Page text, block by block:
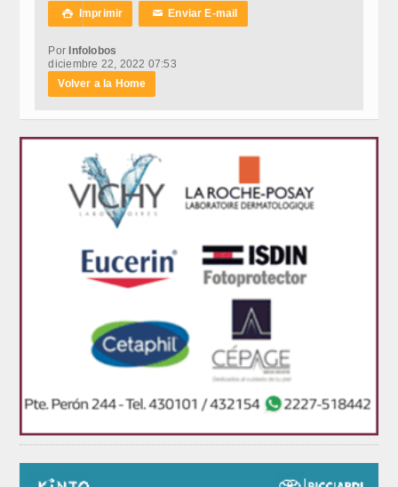
 Imprimir ✉Enviar E-mail
PorInfolobos
diciembre 22, 2022 07:53
Volver a la Home